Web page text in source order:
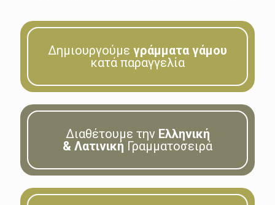
Δημιουργούμε γράμματα γάμου
κατά παραγγελία
Διαθέτουμε την Ελληνική
& Λατινική Γραμματοσειρά